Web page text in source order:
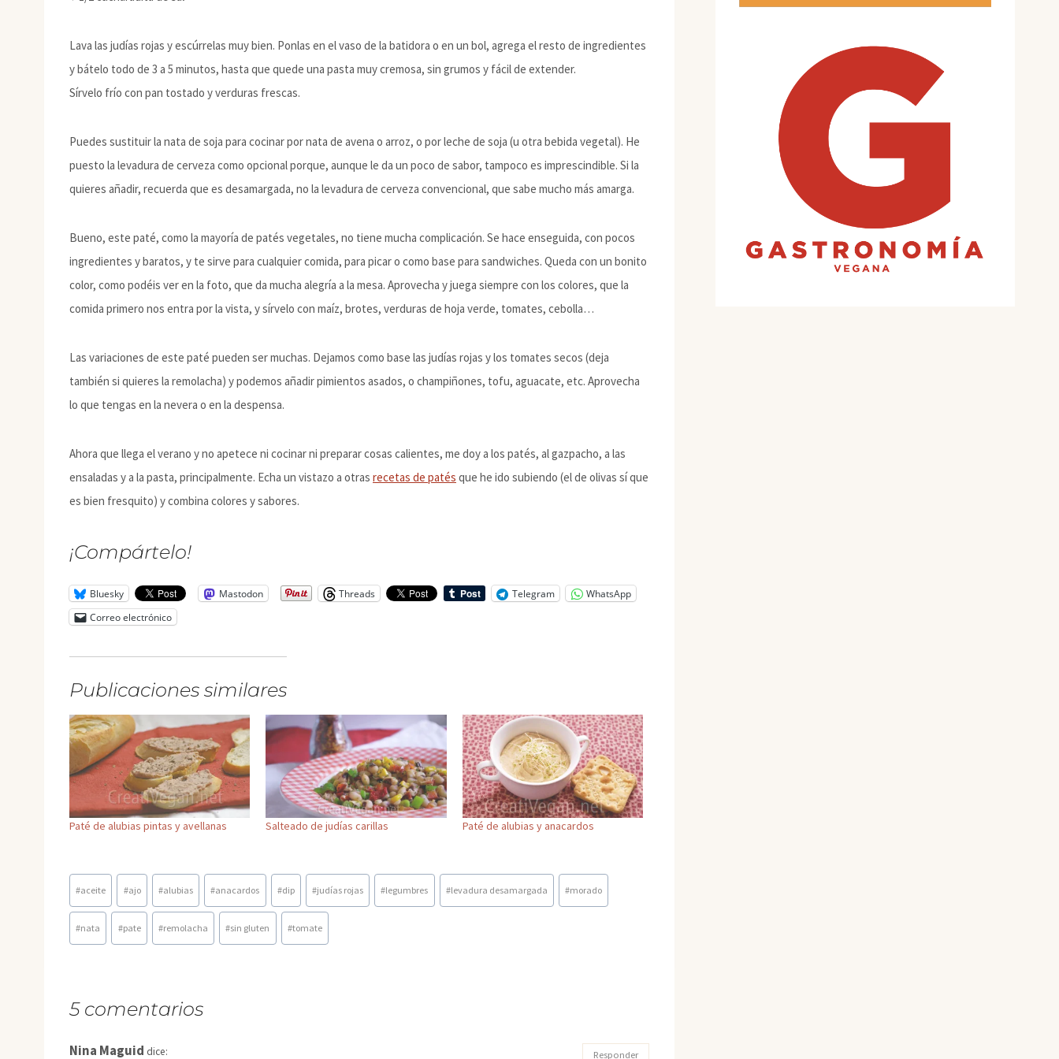
Lava las judías rojas y escúrrelas muy bien. Ponlas en el vaso de la batidora o en un bol, agrega el resto de ingredientes
y bátelo todo de 3 a 5 minutos, hasta que quede una pasta muy cremosa, sin grumos y fácil de extender.
Sírvelo frío con pan tostado y verduras frescas.
Puedes sustituir la nata de soja para cocinar por nata de avena o arroz, o por leche de soja (u otra bebida vegetal). He
puesto la levadura de cerveza como opcional porque, aunque le da un poco de sabor, tampoco es imprescindible. Si la
quieres añadir, recuerda que es desamargada, no la levadura de cerveza convencional, que sabe mucho más amarga.
Bueno, este paté, como la mayoría de patés vegetales, no tiene mucha complicación. Se hace enseguida, con pocos
ingredientes y baratos, y te sirve para cualquier comida, para picar o como base para sandwiches. Queda con un bonito
color, como podéis ver en la foto, que da mucha alegría a la mesa. Aprovecha y juega siempre con los colores, que la
comida primero nos entra por la vista, y sírvelo con maíz, brotes, verduras de hoja verde, tomates, cebolla…
Las variaciones de este paté pueden ser muchas. Dejamos como base las judías rojas y los tomates secos (deja
también si quieres la remolacha) y podemos añadir pimientos asados, o champiñones, tofu, aguacate, etc. Aprovecha
lo que tengas en la nevera o en la despensa.
Ahora que llega el verano y no apetece ni cocinar ni preparar cosas calientes, me doy a los patés, al gazpacho, a las
ensaladas y a la pasta, principalmente. Echa un vistazo a otras recetas de patés que he ido subiendo (el de olivas sí que
es bien fresquito) y combina colores y sabores.
¡Compártelo!
Bluesky Mastodon Threads Telegram
WhatsApp
Correo electrónico
Publicaciones similares
Paté de alubias pintas y avellanas Salteado de judías carillas Paté de alubias y anacardos
Etiquetas
de
la
#aceite #ajo #alubias #anacardos #dip #judías rojas #legumbres #levadura desamargada #morado
#nata #pate #remolacha #sin gluten #tomate
5 comentarios
Nina Maguid dice: Responder